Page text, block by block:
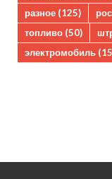
разное (125)
топливо (50)
электромобиль